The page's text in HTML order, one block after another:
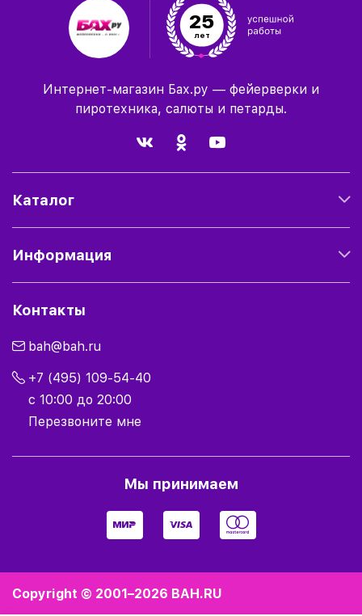
25
лет
Интернет-магазин Бах.ру — фейерверки и
пиротехника, салюты и петарды.
Каталог
Информация
Контакты
bah@bah.ru
+7 (495) 109-54-40
с 10:00 до 20:00
Перезвоните мне
Мы принимаем
Copyright © 2001–2026 BAH.RU